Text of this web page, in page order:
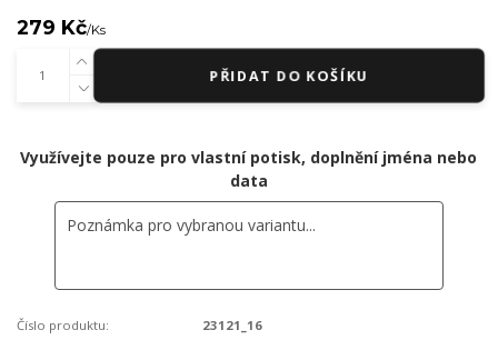
279 Kč/Ks
PŘIDAT DO KOŠÍKU
Využívejte pouze pro vlastní potisk, doplnění jména nebo
data
Číslo produktu: 23121_16